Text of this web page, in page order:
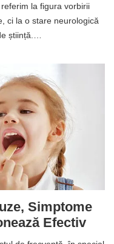
la figura vorbirii
ci la o stare neurologică
știință.…
Simptome
Efectiv